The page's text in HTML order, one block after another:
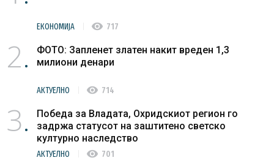
ЕКОНОМИЈА visibility 717
2
ФОТО: Запленет златен накит вреден 1,3
милиони денари
АКТУЕЛНО visibility 714
3
Победа за Владата, Охридскиот регион го
задржа статусот на заштитено светско
културно наследство
АКТУЕЛНО visibility 701